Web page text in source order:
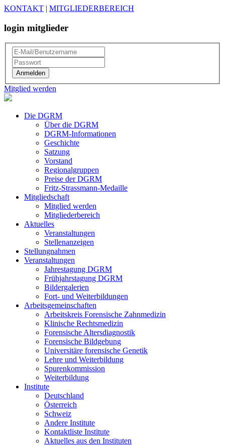
KONTAKT | MITGLIEDERBEREICH
login mitglieder
Mitglied werden
Die DGRM
Über die DGRM
DGRM-Informationen
Geschichte
Satzung
Vorstand
Regionalgruppen
Preise der DGRM
Fritz-Strassmann-Medaille
Mitgliedschaft
Mitglied werden
Mitgliederbereich
Aktuelles
Veranstaltungen
Stellenanzeigen
Stellungnahmen
Veranstaltungen
Jahrestagung DGRM
Frühjahrstagung DGRM
Bildergalerien
Fort- und Weiterbildungen
Arbeitsgemeinschaften
Arbeitskreis Forensische Zahnmedizin
Klinische Rechtsmedizin
Forensische Altersdiagnostik
Forensische Bildgebung
Universitäre forensische Genetik
Lehre und Weiterbildung
Spurenkommission
Weiterbildung
Institute
Deutschland
Österreich
Schweiz
Andere Institute
Kontaktliste Institute
Aktuelles aus den Instituten